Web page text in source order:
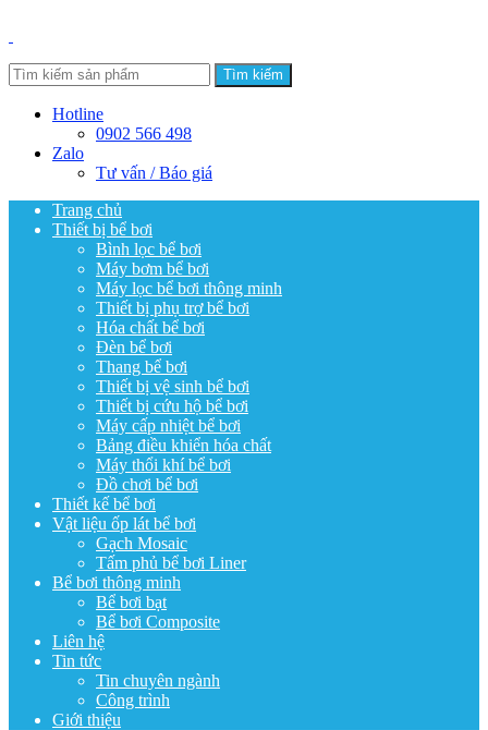
Tìm kiếm
Hotline
0902 566 498
Zalo
Tư vấn / Báo giá
Trang chủ
Thiết bị bể bơi
Bình lọc bể bơi
Máy bơm bể bơi
Máy lọc bể bơi thông minh
Thiết bị phụ trợ bể bơi
Hóa chất bể bơi
Đèn bể bơi
Thang bể bơi
Thiết bị vệ sinh bể bơi
Thiết bị cứu hộ bể bơi
Máy cấp nhiệt bể bơi
Bảng điều khiển hóa chất
Máy thổi khí bể bơi
Đồ chơi bể bơi
Thiết kế bể bơi
Vật liệu ốp lát bể bơi
Gạch Mosaic
Tấm phủ bể bơi Liner
Bể bơi thông minh
Bể bơi bạt
Bể bơi Composite
Liên hệ
Tin tức
Tin chuyên ngành
Công trình
Giới thiệu